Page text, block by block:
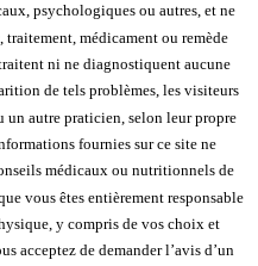
psychologiques ou autres, et ne
médicament ou remède
ni ne diagnostiquent aucune
de tels problèmes, les visiteurs
un autre praticien, selon leur propre
fournies sur ce site ne
médicaux ou nutritionnels de
vous êtes entièrement responsable
y compris de vos choix et
acceptez de demander l’avis d’un